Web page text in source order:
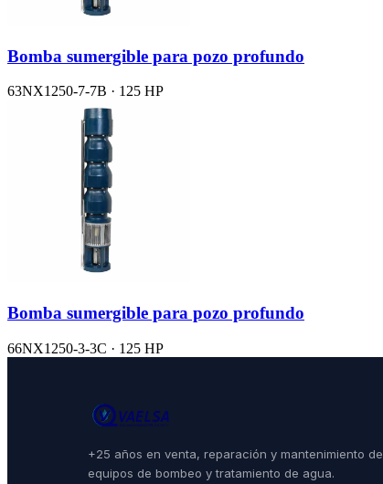
Bomba sumergible para pozo profundo
63NX1250-7-7B · 125 HP
Bomba sumergible para pozo profundo
66NX1250-3-3C · 125 HP
+25 años en venta, reparación y mantenimiento de
equipos de bombeo y tratamiento de agua.